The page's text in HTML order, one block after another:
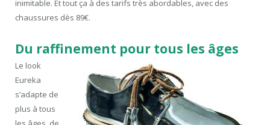
inimitable. Et tout ça à des tarifs très abordables, avec des
chaussures dès 89€.
Du raffinement pour tous les âges
Le look
Eureka
s’adapte de
plus à tous